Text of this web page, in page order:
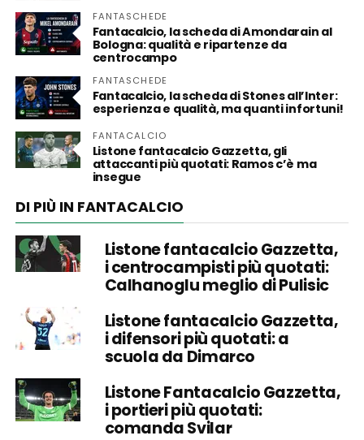
FANTASCHEDE
Fantacalcio, la scheda di Amondarain al
Bologna: qualità e ripartenze da
centrocampo
FANTASCHEDE
Fantacalcio, la scheda di Stones all’Inter:
esperienza e qualità, ma quanti infortuni!
FANTACALCIO
Listone fantacalcio Gazzetta, gli
attaccanti più quotati: Ramos c’è ma
insegue
DI PIÙ IN FANTACALCIO
Listone fantacalcio Gazzetta,
i centrocampisti più quotati:
Calhanoglu meglio di Pulisic
Listone fantacalcio Gazzetta,
i difensori più quotati: a
scuola da Dimarco
Listone Fantacalcio Gazzetta,
i portieri più quotati:
comanda Svilar